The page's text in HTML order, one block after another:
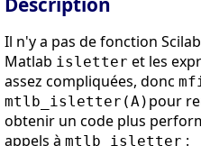
Il n'y a pas de fonction
Matlab isletter et les
assez compliquées, donc
mtlb_isletter(A) pour
obtenir un code plus
appels à mtlb_isletter :